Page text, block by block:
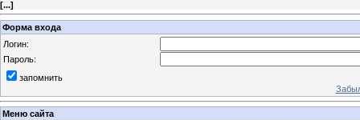
[...]
Форма входа
Логин:
Пароль:
запомнить
Меню сайта